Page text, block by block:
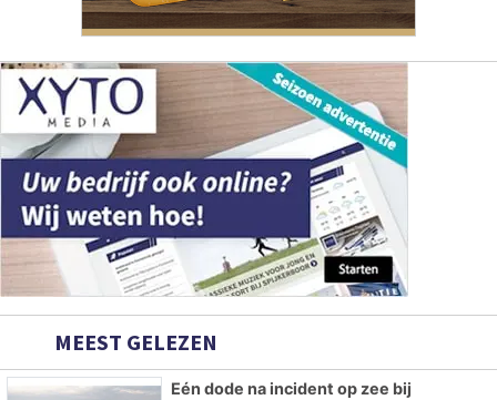
MEEST GELEZEN
Eén dode na incident op zee bij